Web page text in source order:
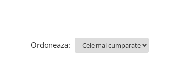
Ordoneaza: